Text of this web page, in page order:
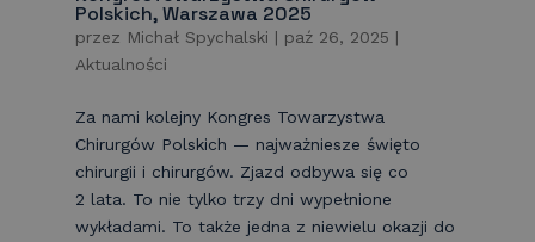
Polskich, Warszawa 2025
przez Michał Spychalski | paź 26, 2025 |
Aktualności
Za nami kolejny Kongres Towarzystwa
Chirurgów Polskich — najważniesze święto
chirurgii i chirurgów. Zjazd odbywa się co
2 lata. To nie tylko trzy dni wypełnione
wykładami. To także jedna z niewielu okazji do